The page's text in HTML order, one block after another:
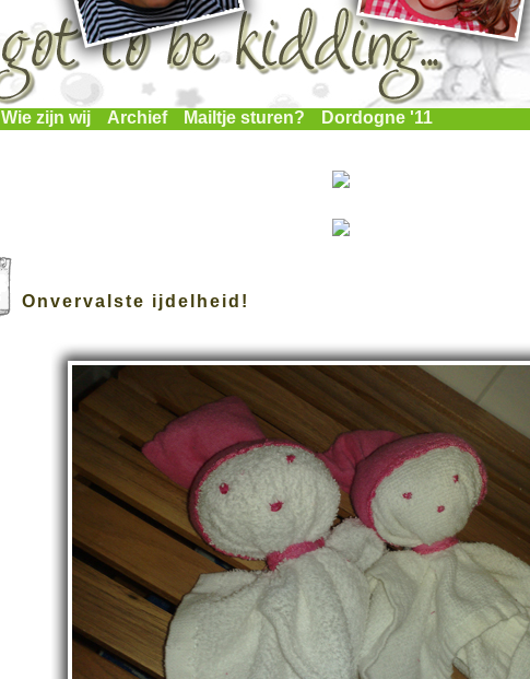
Wie zijn wij Archief Mailtje sturen? Dordogne '11
Onvervalste ijdelheid!